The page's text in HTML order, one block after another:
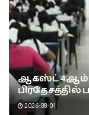
ஆகஸ்ட் 4ஆம்
பிரதேசத்தில்
2026-08-01